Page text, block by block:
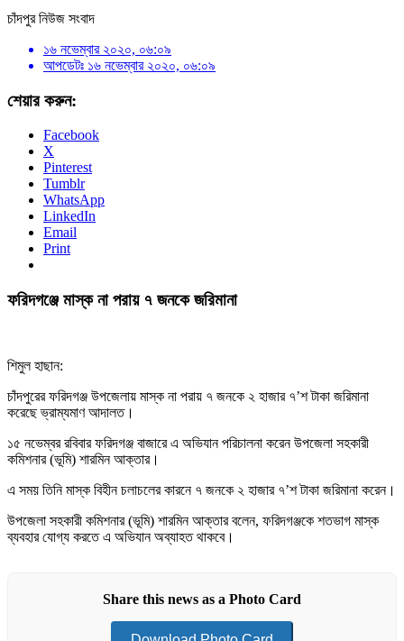
চাঁদপুর নিউজ সংবাদ
১৬ নভেম্বার ২০২০, ০৬:০৯
আপডেটঃ ১৬ নভেম্বার ২০২০, ০৬:০৯
শেয়ার করুন:
Facebook
X
Pinterest
Tumblr
WhatsApp
LinkedIn
Email
Print
ফরিদগঞ্জে মাস্ক না পরায় ৭ জনকে জরিমানা
শিমুল হাছান:
চাঁদপুরের ফরিদগঞ্জ উপজেলায় মাস্ক না পরায় ৭ জনকে ২ হাজার ৭’শ টাকা জরিমানা
করেছে ভ্রাম্যমাণ আদালত।
১৫ নভেম্বর রবিবার ফরিদগঞ্জ বাজারে এ অভিযান পরিচালনা করেন উপজেলা সহকারী
কমিশনার (ভূমি) শারমিন আক্তার।
এ সময় তিনি মাস্ক বিহীন চলাচলের কারনে ৭ জনকে ২ হাজার ৭’শ টাকা জরিমানা করেন।
উপজেলা সহকারী কমিশনার (ভূমি) শারমিন আক্তার বলেন, ফরিদগঞ্জকে শতভাগ মাস্ক
ব্যবহার যোগ্য করতে এ অভিযান অব্যাহত থাকবে।
Share this news as a Photo Card